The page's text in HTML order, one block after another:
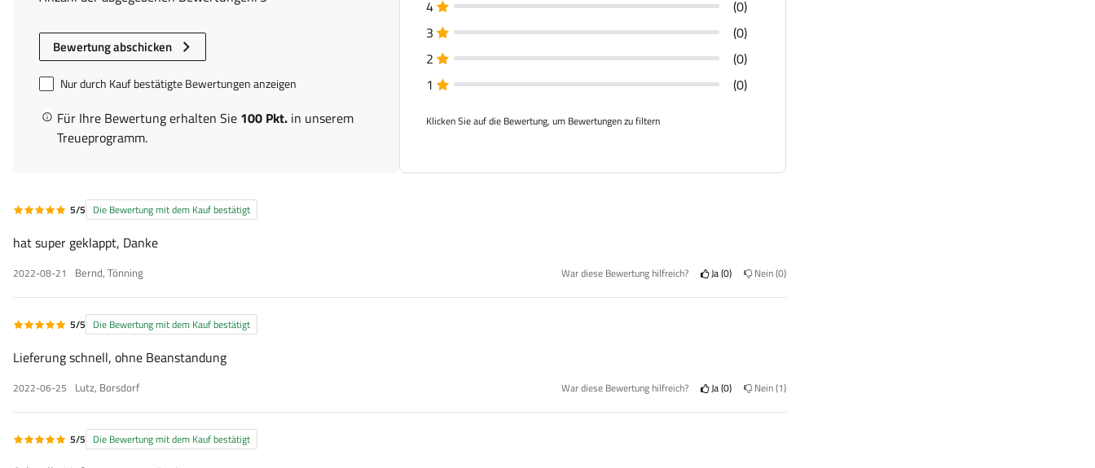
Bewertung abschicken
Für Ihre Bewertung erhalten Sie 100 Pkt. in unserem
Treueprogramm.
Nur durch Kauf bestätigte Bewertungen anzeigen
4
(0)
3
(0)
2
(0)
1
(0)
Klicken Sie auf die Bewertung, um Bewertungen zu filtern
5/5 Die Bewertung mit dem Kauf bestätigt
hat super geklappt, Danke
2022-08-21 Bernd, Tönning War diese Bewertung hilfreich? Ja 0 Nein 0
5/5 Die Bewertung mit dem Kauf bestätigt
Lieferung schnell, ohne Beanstandung
2022-06-25 Lutz, Borsdorf War diese Bewertung hilfreich? Ja 0 Nein 1
5/5 Die Bewertung mit dem Kauf bestätigt